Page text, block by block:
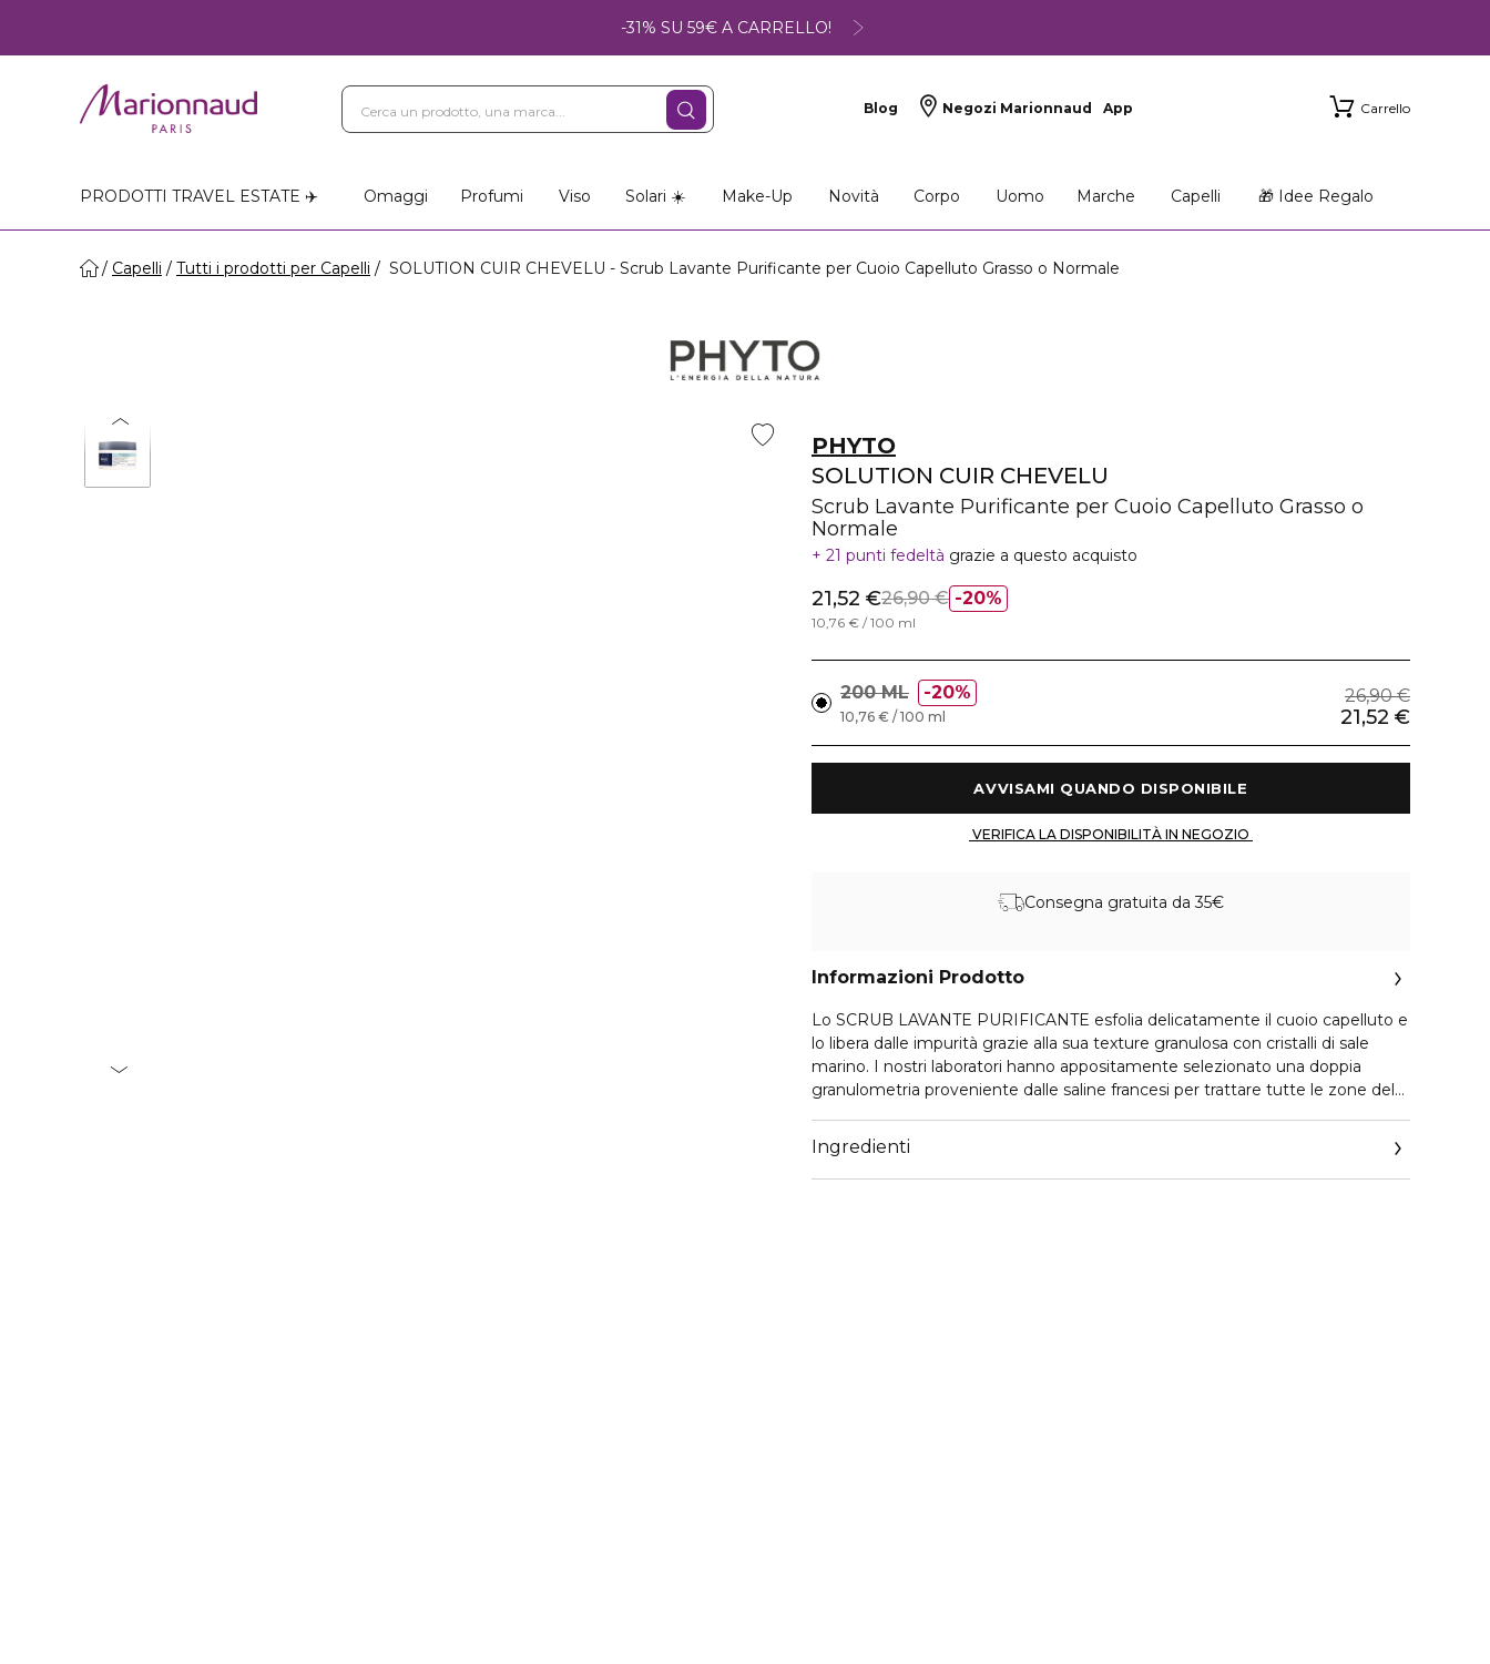
-31% SU 59€ A CARRELLO!
Blog Negozi Marionnaud App Carrello
PRODOTTI TRAVEL ESTATE ✈️ Omaggi Profumi Viso Solari ☀️ Make-Up Novità Corpo Uomo Marche Capelli 🎁 Idee Regalo
Capelli Tutti i prodotti per Capelli SOLUTION CUIR CHEVELU - Scrub Lavante Purificante per Cuoio Capelluto Grasso o Normale
PHYTO
SOLUTION CUIR CHEVELU
Scrub Lavante Purificante per Cuoio Capelluto Grasso o
Normale
21 punti fedeltà grazie a questo acquisto
20%
21,52 €26,90 €
10,76 € / 100 ml
200 ML 20% 26,90 €
21,52 €
10,76 € / 100 ml
Consegna gratuita da 35€
Informazioni Prodotto
Lo SCRUB LAVANTE PURIFICANTE esfolia delicatamente il cuoio capelluto e
lo libera dalle impurità grazie alla sua texture granulosa con cristalli di sale
marino. I nostri laboratori hanno appositamente selezionato una doppia
granulometria proveniente dalle saline francesi per trattare tutte le zone del
trasforma in una mousse delicata e leggera che rilascia un profumo rilassante
di olio essenziale di eucalipto. Rinomato per le sue proprietà antisettiche, l'olio
di eucalipto purifica e rinfresca il cuoio capelluto, riducendo l'eccesso di sebo.
Ingredienti